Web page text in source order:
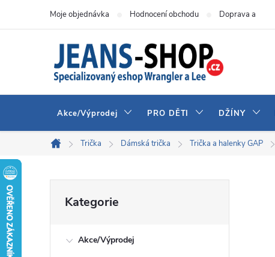
Moje objednávka Hodnocení obchodu Doprava a platba
Akce/Výprodej PRO DĚTI DŽÍNY
Domů
Trička Dámská trička Trička a halenky GAP
kategorie
Kategorie
Akce/Výprodej